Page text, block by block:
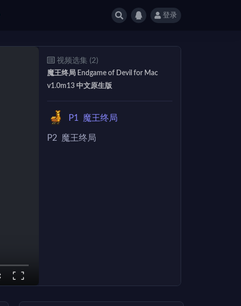
登录
视频选集 (2)
魔王终局 Endgame of Devil for Mac
v1.0m13 中文原生版
P1 魔王终局
P2 魔王终局